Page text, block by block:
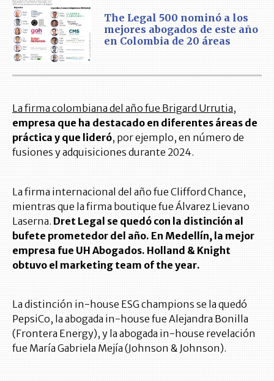
The Legal 500 nominó a los
mejores abogados de este año
en Colombia de 20 áreas
La firma colombiana del año fue Brigard Urrutia,
empresa que ha destacado en diferentes áreas de
práctica y que lideró, por ejemplo, en número de
fusiones y adquisiciones durante 2024.
La firma internacional del año fue Clifford Chance,
mientras que la firma boutique fue Álvarez Lievano
Laserna. Dret Legal se quedó con la distinción al
bufete prometedor del año. En Medellín, la mejor
empresa fue UH Abogados. Holland & Knight
obtuvo el marketing team of the year.
La distinción in-house ESG champions se la quedó
PepsiCo, la abogada in-house fue Alejandra Bonilla
(Frontera Energy), y la abogada in-house revelación
fue María Gabriela Mejía (Johnson & Johnson).